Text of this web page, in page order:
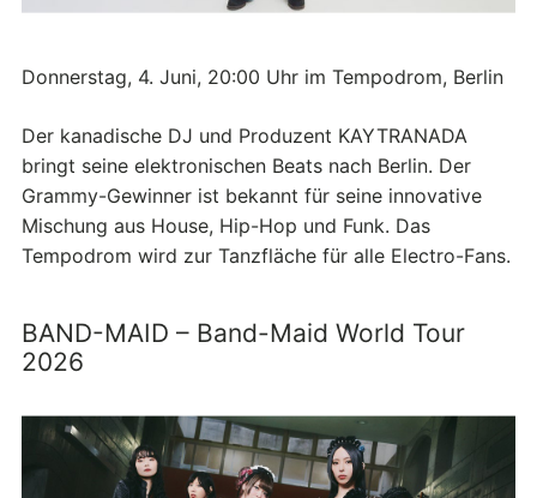
Donnerstag, 4. Juni, 20:00 Uhr im Tempodrom, Berlin
Der kanadische DJ und Produzent KAYTRANADA
bringt seine elektronischen Beats nach Berlin. Der
Grammy-Gewinner ist bekannt für seine innovative
Mischung aus House, Hip-Hop und Funk. Das
Tempodrom wird zur Tanzfläche für alle Electro-Fans.
BAND-MAID – Band-Maid World Tour
2026